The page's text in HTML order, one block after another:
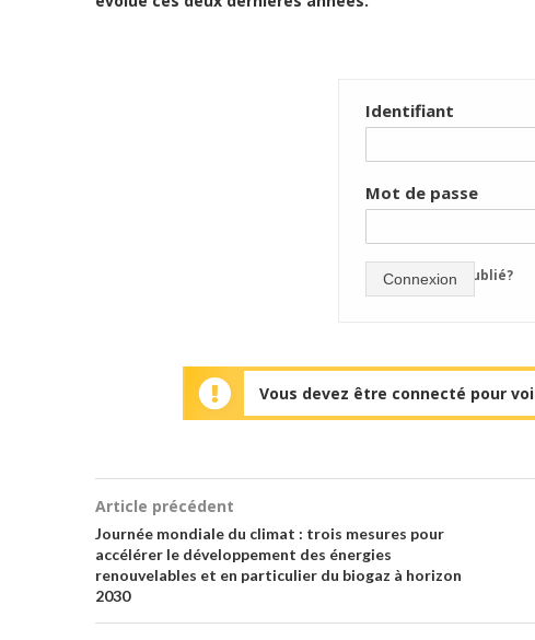
Identifiant
Mot de passe
mot de passe oublié?
Connexion
Vous devez être connecté pour
Article précédent
Journée mondiale du climat : trois mesures pour
accélérer le développement des énergies
renouvelables et en particulier du biogaz à horizon
2030